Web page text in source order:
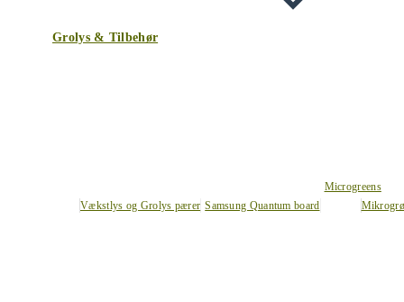
Grolys & Tilbehør
Vækstlys og Grolys pærer Samsung Quantum board
Microgreens